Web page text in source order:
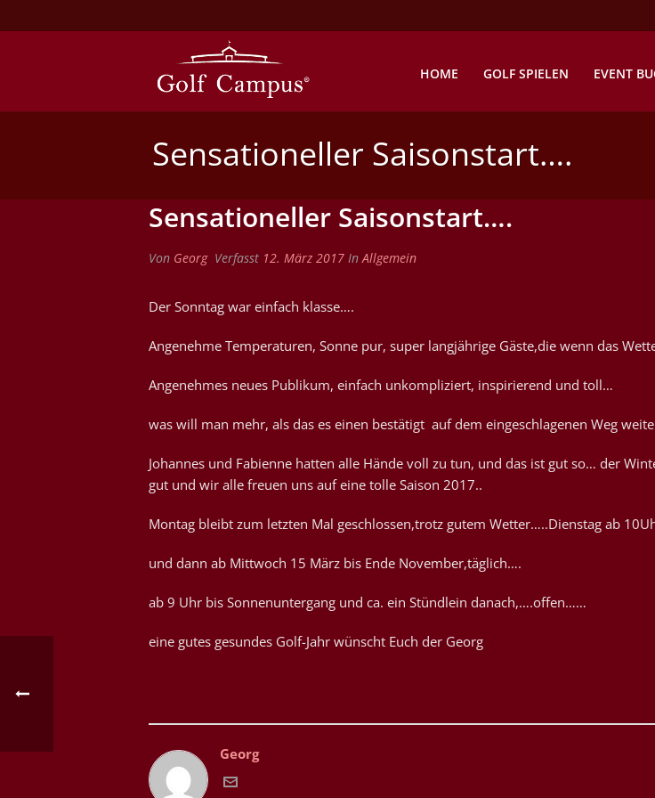
HOME GOLF SPIELEN EVENT
Sensationeller Saisonstart….
Sensationeller Saisonstart….
Von Georg Verfasst 12. März 2017 InAllgemein
Der Sonntag war einfach klasse….
Angenehme Temperaturen, Sonne pur, super langjährige Gäste,die wenn das
Angenehmes neues Publikum, einfach unkompliziert, inspirierend und toll…
was will man mehr, als das es einen bestätigt auf dem eingeschlagenen Weg
Johannes und Fabienne hatten alle Hände voll zu tun, und das ist gut so… der
gut und wir alle freuen uns auf eine tolle Saison 2017..
Montag bleibt zum letzten Mal geschlossen,trotz gutem Wetter…..Dienstag ab
und dann ab Mittwoch 15 März bis Ende November,täglich….
ab 9 Uhr bis Sonnenuntergang und ca. ein Stündlein danach,….offen……
eine gutes gesundes Golf-Jahr wünscht Euch der Georg
Georg